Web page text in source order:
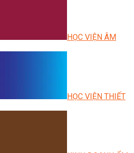
HỌC VIỆN ÂM
HỌC VIỆN THIẾT